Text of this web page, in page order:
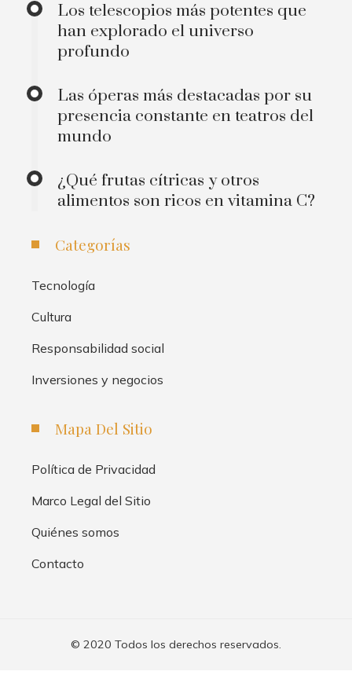
Los telescopios más potentes que
han explorado el universo
profundo
Las óperas más destacadas por su
presencia constante en teatros del
mundo
¿Qué frutas cítricas y otros
alimentos son ricos en vitamina C?
Categorías
Tecnología
Cultura
Responsabilidad social
Inversiones y negocios
Mapa Del Sitio
Política de Privacidad
Marco Legal del Sitio
Quiénes somos
Contacto
© 2020 Todos los derechos reservados.